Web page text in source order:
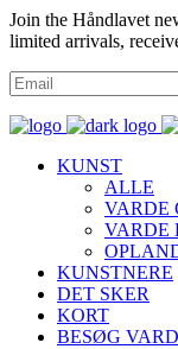
Join the Håndlavet
limited arrivals,
KUNST
ALLE
VARDE
VARDE
KUNSTNERE
DET SKER
KORT
BESØG